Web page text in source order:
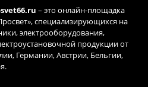
– это онлайн-площадка
специализирующихся на
электрооборудования,
продукции от
Германии, Австрии, Бельгии,